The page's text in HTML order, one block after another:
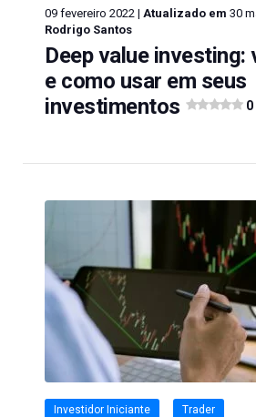
09 fevereiro 2022 | Atualizado em 30
Rodrigo Santos
Deep value investing:
e como usar em seus
investimentos
0
Investidor Iniciante Trader